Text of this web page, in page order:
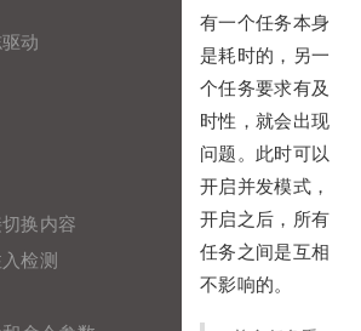
动
换内容
检测
有一个任务本身
是耗时的，另一
个任务要求有及
时性，就会出现
问题。此时可以
开启并发模式，
开启之后，所有
任务之间是互相
不影响的。